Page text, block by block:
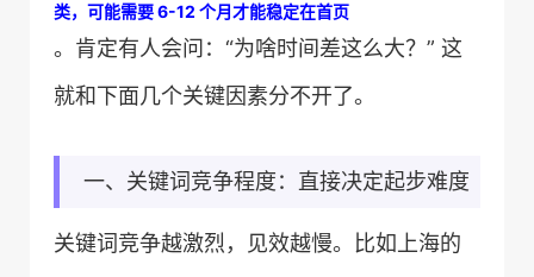
类，可能需要 6-12 个月才能稳定在首页
。肯定有人会问：“为啥时间差这么大？” 这
就和下面几个关键因素分不开了。
一、关键词竞争程度：直接决定起步难度
关键词竞争越激烈，见效越慢。比如上海的